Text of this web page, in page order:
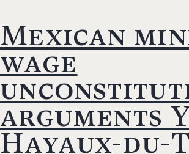
Mexican
wage
arguments
Hayaux-